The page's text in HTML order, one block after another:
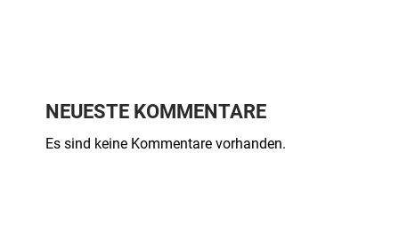
NEUESTE KOMMENTARE
Es sind keine Kommentare vorhanden.